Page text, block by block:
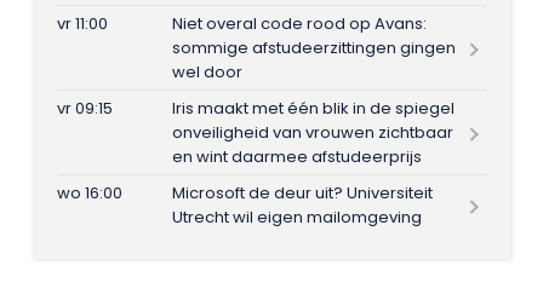
vr 11:00
Niet overal code rood op Avans:
sommige afstudeerzittingen gingen
wel door
vr 09:15
Iris maakt met één blik in de spiegel
onveiligheid van vrouwen zichtbaar
en wint daarmee afstudeerprijs
wo 16:00
Microsoft de deur uit? Universiteit
Utrecht wil eigen mailomgeving